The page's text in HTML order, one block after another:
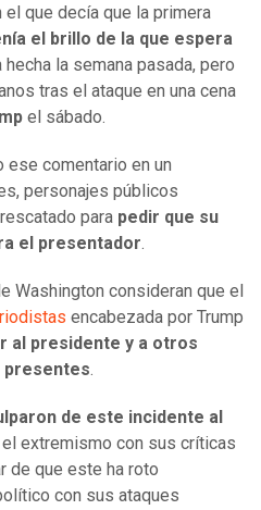
el que decía que la primera
el brillo de la que espera
hecha la semana pasada, pero
tras el ataque en una cena
el sábado.
ese comentario en un
personajes públicos
para pedir que su
el presentador.
Washington consideran que el
encabezada por Trump
al presidente y a otros
presentes.
de este incidente al
extremismo con sus críticas
de que este ha roto
con sus ataques